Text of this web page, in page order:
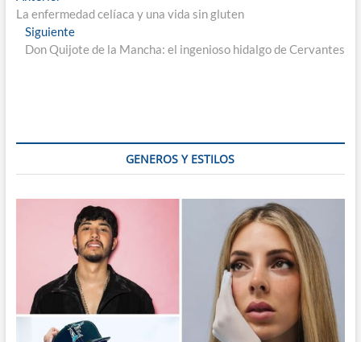
de
entradas
anterior:
La enfermedad celíaca y una vida sin gluten
SiguienteEntrada
siguiente:
Don Quijote de la Mancha: el ingenioso hidalgo de Cervantes
GENEROS Y ESTILOS